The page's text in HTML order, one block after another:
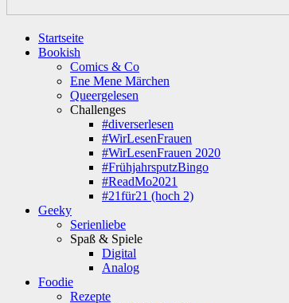
Startseite
Bookish
Comics & Co
Ene Mene Märchen
Queergelesen
Challenges
#diverserlesen
#WirLesenFrauen
#WirLesenFrauen 2020
#FrühjahrsputzBingo
#ReadMo2021
#21für21 (hoch 2)
Geeky
Serienliebe
Spaß & Spiele
Digital
Analog
Foodie
Rezepte